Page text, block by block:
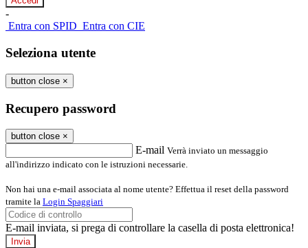
-
Entra con SPID Entra con CIE
Seleziona utente
button close ×
Recupero password
button close ×
E-mail Verrà inviato un messaggio
all'indirizzo indicato con le istruzioni necessarie.
Non hai una e-mail associata al nome utente? Effettua il reset della password
tramite la Login Spaggiari
E-mail inviata, si prega di controllare la casella di posta elettronica!